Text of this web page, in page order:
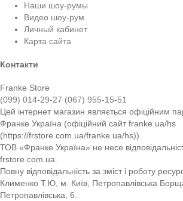
Наши шоу-румы
Видео шоу-рум
Личный кабинет
Карта сайта
Контакти
Franke Store
(099) 014-29-27 (067) 955-15-51
Цей інтернет магазин являється офіційним
Франке Україна (офіційний сайт franke.ua/hs
(https://frstore.com.ua/franke.ua/hs)).
ТОВ «Франке Україна» не несе
frstore.com.ua.
Повну відповідальність за зміст і роботу
Клименко Т.Ю, м. Київ, Петропавлівська
Петропавлівська, 6.